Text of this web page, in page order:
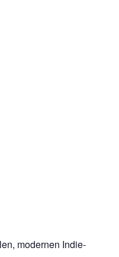
modernen Indie-